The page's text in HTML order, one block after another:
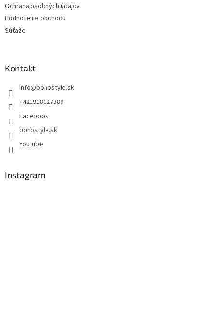
Ochrana osobných údajov
Hodnotenie obchodu
Súťaže
Kontakt
info@bohostyle.sk
+421918027388
Facebook
bohostyle.sk
Youtube
Instagram